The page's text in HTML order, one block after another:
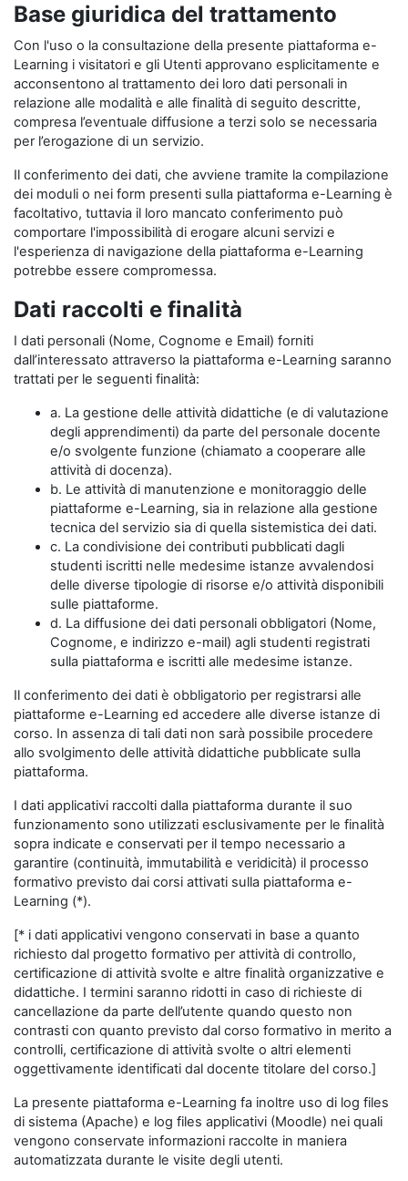
Base giuridica del trattamento
Con l'uso o la consultazione della presente piattaforma e-
Learning i visitatori e gli Utenti approvano esplicitamente e
acconsentono al trattamento dei loro dati personali in
relazione alle modalità e alle finalità di seguito descritte,
compresa l’eventuale diffusione a terzi solo se necessaria
per l’erogazione di un servizio.
Il conferimento dei dati, che avviene tramite la compilazione
dei moduli o nei form presenti sulla piattaforma e-Learning è
facoltativo, tuttavia il loro mancato conferimento può
comportare l'impossibilità di erogare alcuni servizi e
l'esperienza di navigazione della piattaforma e-Learning
potrebbe essere compromessa.
Dati raccolti e finalità
I dati personali (Nome, Cognome e Email) forniti
dall’interessato attraverso la piattaforma e-Learning saranno
trattati per le seguenti finalità:
a. La gestione delle attività didattiche (e di valutazione
degli apprendimenti) da parte del personale docente
e/o svolgente funzione (chiamato a cooperare alle
attività di docenza).
b. Le attività di manutenzione e monitoraggio delle
piattaforme e-Learning, sia in relazione alla gestione
tecnica del servizio sia di quella sistemistica dei dati.
c. La condivisione dei contributi pubblicati dagli
studenti iscritti nelle medesime istanze avvalendosi
delle diverse tipologie di risorse e/o attività disponibili
sulle piattaforme.
d. La diffusione dei dati personali obbligatori (Nome,
Cognome, e indirizzo e-mail) agli studenti registrati
sulla piattaforma e iscritti alle medesime istanze.
Il conferimento dei dati è obbligatorio per registrarsi alle
piattaforme e-Learning ed accedere alle diverse istanze di
corso. In assenza di tali dati non sarà possibile procedere
allo svolgimento delle attività didattiche pubblicate sulla
piattaforma.
I dati applicativi raccolti dalla piattaforma durante il suo
funzionamento sono utilizzati esclusivamente per le finalità
sopra indicate e conservati per il tempo necessario a
garantire (continuità, immutabilità e veridicità) il processo
formativo previsto dai corsi attivati sulla piattaforma e-
Learning (*).
[* i dati applicativi vengono conservati in base a quanto
richiesto dal progetto formativo per attività di controllo,
certificazione di attività svolte e altre finalità organizzative e
didattiche. I termini saranno ridotti in caso di richieste di
cancellazione da parte dell’utente quando questo non
contrasti con quanto previsto dal corso formativo in merito a
controlli, certificazione di attività svolte o altri elementi
oggettivamente identificati dal docente titolare del corso.]
La presente piattaforma e-Learning fa inoltre uso di log files
di sistema (Apache) e log files applicativi (Moodle) nei quali
vengono conservate informazioni raccolte in maniera
automatizzata durante le visite degli utenti.